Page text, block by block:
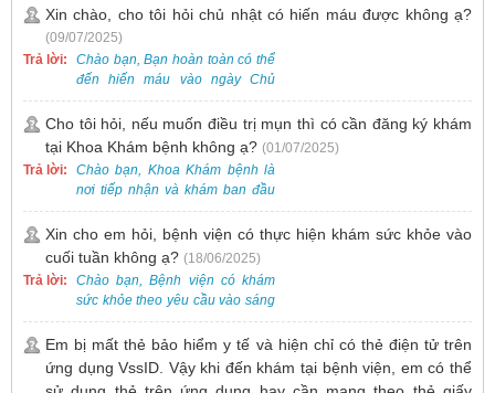
Tại Bệnh viện, chúng tôi đã tiếp
nhận và hỗ trợ nhiều thai phụ có
nhu cầu tương tự.
Xin chào, cho tôi hỏi chủ nhật có hiến máu được không ạ?
(09/07/2025)
Trả lời:
Chào bạn, Bạn hoàn toàn có thể
đến hiến máu vào ngày Chủ
Nhật.
Cho tôi hỏi, nếu muốn điều trị mụn thì có cần đăng ký khám
tại Khoa Khám bệnh không ạ? (01/07/2025)
Trả lời:
Chào bạn, Khoa Khám bệnh là
nơi tiếp nhận và khám ban đầu
cho tất cả các trường hợp, bao
gồm cả điều trị mụn. Vì vậy, bạn
cần đăng ký khám tại Khoa
Khám bệnh trước.
Xin cho em hỏi, bệnh viện có thực hiện khám sức khỏe vào
cuối tuần không ạ? (18/06/2025)
Trả lời:
Chào bạn, Bệnh viện có khám
sức khỏe theo yêu cầu vào sáng
thứ Bảy. Nếu bạn có nhu cầu, vui
lòng đặt lịch trước để được sắp
xếp thời gian phù hợp.
Em bị mất thẻ bảo hiểm y tế và hiện chỉ có thẻ điện tử trên
ứng dụng VssID. Vậy khi đến khám tại bệnh viện, em có thể